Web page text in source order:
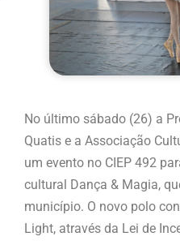
No último sábado (26) a
Quatis e a Associação
um evento no CIEP 492
cultural Dança & Magia,
município. O novo polo
Light, através da Lei de